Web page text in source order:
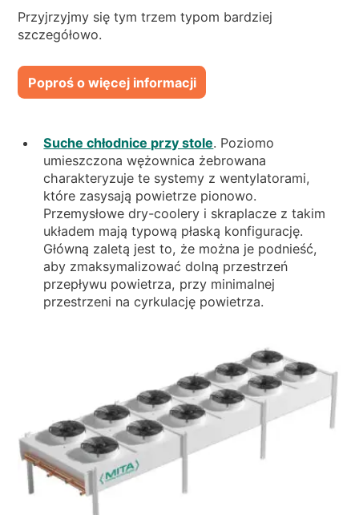
Przyjrzyjmy się tym trzem typom bardziej
szczegółowo.
Poproś o więcej informacji
Suche chłodnice przy stole. Poziomo
umieszczona wężownica żebrowana
charakteryzuje te systemy z wentylatorami,
które zasysają powietrze pionowo.
Przemysłowe dry-coolery i skraplacze z takim
układem mają typową płaską konfigurację.
Główną zaletą jest to, że można je podnieść,
aby zmaksymalizować dolną przestrzeń
przepływu powietrza, przy minimalnej
przestrzeni na cyrkulację powietrza.